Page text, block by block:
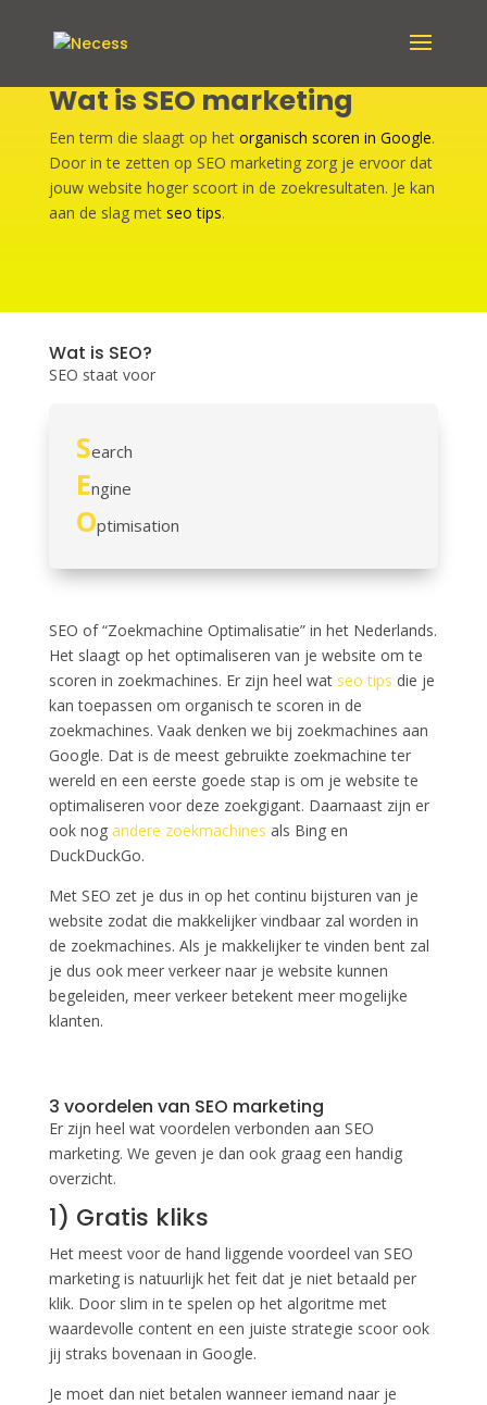
Wat is SEO marketing
Een term die slaagt op het organisch scoren in Google.
Door in te zetten op SEO marketing zorg je ervoor dat
jouw website hoger scoort in de zoekresultaten. Je kan
aan de slag met seo tips.
Wat is SEO?
SEO staat voor
Search
Engine
Optimisation
SEO of “Zoekmachine Optimalisatie” in het Nederlands.
Het slaagt op het optimaliseren van je website om te
scoren in zoekmachines. Er zijn heel wat seo tips die je
kan toepassen om organisch te scoren in de
zoekmachines. Vaak denken we bij zoekmachines aan
Google. Dat is de meest gebruikte zoekmachine ter
wereld en een eerste goede stap is om je website te
optimaliseren voor deze zoekgigant. Daarnaast zijn er
ook nog andere zoekmachines als Bing en
DuckDuckGo.
Met SEO zet je dus in op het continu bijsturen van je
website zodat die makkelijker vindbaar zal worden in
de zoekmachines. Als je makkelijker te vinden bent zal
je dus ook meer verkeer naar je website kunnen
begeleiden, meer verkeer betekent meer mogelijke
klanten.
3 voordelen van SEO marketing
Er zijn heel wat voordelen verbonden aan SEO
marketing. We geven je dan ook graag een handig
overzicht.
1) Gratis kliks
Het meest voor de hand liggende voordeel van SEO
marketing is natuurlijk het feit dat je niet betaald per
klik. Door slim in te spelen op het algoritme met
waardevolle content en een juiste strategie scoor ook
jij straks bovenaan in Google.
Je moet dan niet betalen wanneer iemand naar je